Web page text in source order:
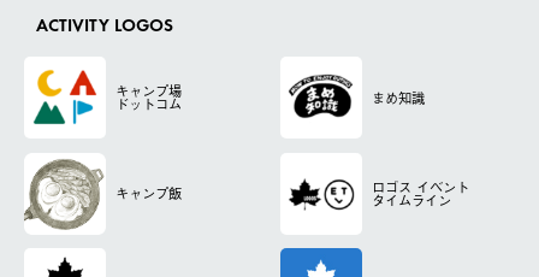
ACTIVITY LOGOS
キャンプ場
ドットコム まめ知識
キャンプ飯 ロゴス イベント
タイムライン